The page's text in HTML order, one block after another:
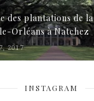
des plantations de la
Orléans à Natchez
2017
INSTAGRAM